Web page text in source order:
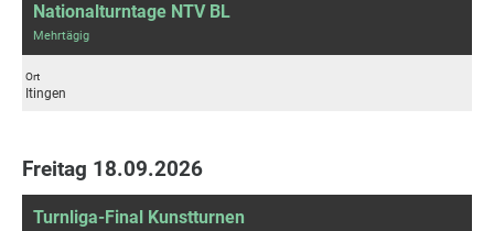
Nationalturntage NTV BL
Mehrtägig
Ort
Itingen
Freitag 18.09.2026
Turnliga-Final Kunstturnen